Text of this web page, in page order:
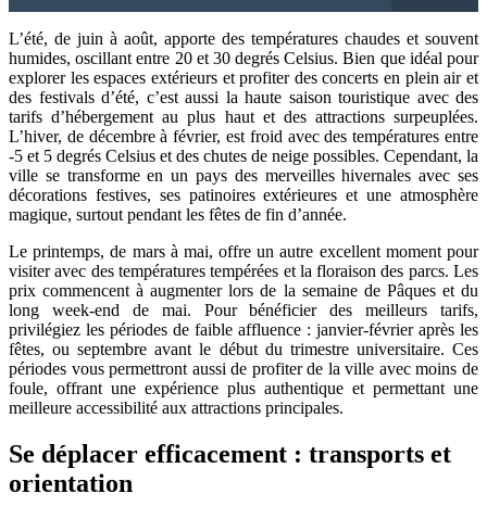
L’été, de juin à août, apporte des températures chaudes et souvent
humides, oscillant entre 20 et 30 degrés Celsius. Bien que idéal pour
explorer les espaces extérieurs et profiter des concerts en plein air et
des festivals d’été, c’est aussi la haute saison touristique avec des
tarifs d’hébergement au plus haut et des attractions surpeuplées.
L’hiver, de décembre à février, est froid avec des températures entre
-5 et 5 degrés Celsius et des chutes de neige possibles. Cependant, la
ville se transforme en un pays des merveilles hivernales avec ses
décorations festives, ses patinoires extérieures et une atmosphère
magique, surtout pendant les fêtes de fin d’année.
Le printemps, de mars à mai, offre un autre excellent moment pour
visiter avec des températures tempérées et la floraison des parcs. Les
prix commencent à augmenter lors de la semaine de Pâques et du
long week-end de mai. Pour bénéficier des meilleurs tarifs,
privilégiez les périodes de faible affluence : janvier-février après les
fêtes, ou septembre avant le début du trimestre universitaire. Ces
périodes vous permettront aussi de profiter de la ville avec moins de
foule, offrant une expérience plus authentique et permettant une
meilleure accessibilité aux attractions principales.
Se déplacer efficacement : transports et
orientation